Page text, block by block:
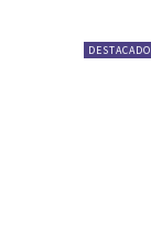
DESTACADO